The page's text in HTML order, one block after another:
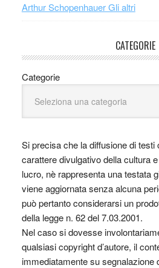
Arthur Schopenhauer Gli altri
CATEGORIE
Categorie
Si precisa che la diffusione di testi
carattere divulgativo della cultura
lucro, nè rappresenta una testata
viene aggiornata senza alcuna
può pertanto considerarsi un
della legge n. 62 del 7.03.2001.
Nel caso si dovesse
qualsiasi copyright d’autore, il
immediatamente su segnalazione